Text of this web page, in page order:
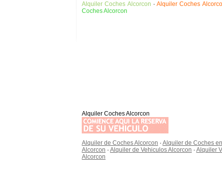
Alquiler Coches Alcorcon · Alquiler Coches
Coches Alcorcon
Alquiler Coches Alcorcon
Alquiler de Coches Alcorcon · Alquiler de Coches
Alcorcon · Alquiler de Vehiculos Alcorcon · Alquiler
Alcorcon